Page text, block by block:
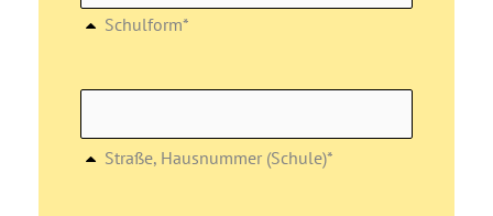
Schulform*
Straße, Hausnummer (Schule)*